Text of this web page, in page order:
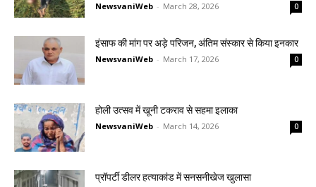
NewsvaniWeb - March 28, 2026 0
इंसाफ की मांग पर अड़े परिजन, अंतिम संस्कार से किया इनकार
NewsvaniWeb - March 17, 2026 0
होली उत्सव में खूनी टकराव से सहमा इलाका
NewsvaniWeb - March 14, 2026 0
प्रॉपर्टी डीलर हत्याकांड में सनसनीखेज खुलासा